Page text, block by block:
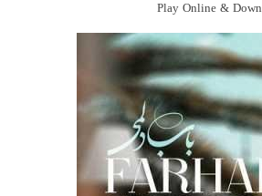
Play Online &